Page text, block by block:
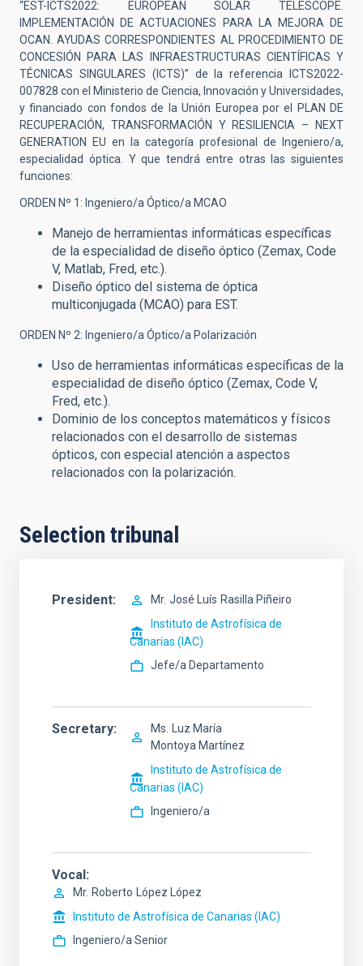
“EST-ICTS2022: EUROPEAN SOLAR TELESCOPE.
IMPLEMENTACIÓN DE ACTUACIONES PARA LA MEJORA DE
OCAN. AYUDAS CORRESPONDIENTES AL PROCEDIMIENTO DE
CONCESIÓN PARA LAS INFRAESTRUCTURAS CIENTÍFICAS Y
TÉCNICAS SINGULARES (ICTS)” de la referencia ICTS2022-
007828 con el Ministerio de Ciencia, Innovación y Universidades,
y financiado con fondos de la Unión Europea por el PLAN DE
RECUPERACIÓN, TRANSFORMACIÓN Y RESILIENCIA – NEXT
GENERATION EU en la categoría profesional de Ingeniero/a,
especialidad óptica. Y que tendrá entre otras las siguientes
funciones:
ORDEN Nº 1: Ingeniero/a Óptico/a MCAO
Manejo de herramientas informáticas específicas
de la especialidad de diseño óptico (Zemax, Code
V, Matlab, Fred, etc.).
Diseño óptico del sistema de óptica
multiconjugada (MCAO) para EST.
ORDEN Nº 2: Ingeniero/a Óptico/a Polarización
Uso de herramientas informáticas específicas de la
especialidad de diseño óptico (Zemax, Code V,
Fred, etc.).
Dominio de los conceptos matemáticos y físicos
relacionados con el desarrollo de sistemas
ópticos, con especial atención a aspectos
relacionados con la polarización.
Selection tribunal
President Mr. José Luís Rasilla Piñeiro
Instituto de Astrofísica de
Canarias (IAC)
Jefe/a Departamento
Secretary Ms.
Luz María
Montoya Martínez
Instituto de Astrofísica de
Canarias (IAC)
Ingeniero/a
Vocal
Mr. Roberto
López López
Instituto de Astrofísica de Canarias (IAC)
Ingeniero/a Senior